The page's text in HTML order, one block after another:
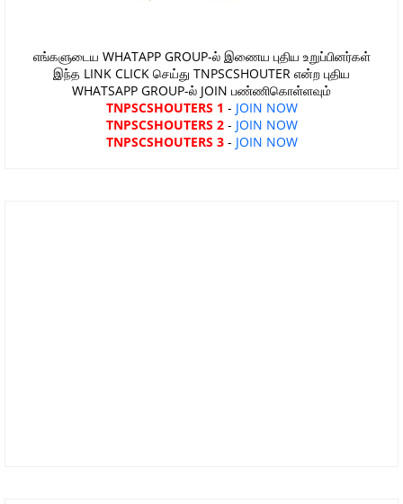
எங்களுடைய WHATAPP GROUP-ல் இணைய புதிய உறுப்பினர்கள்
இந்த LINK CLICK செய்து TNPSCSHOUTER என்ற புதிய
WHATSAPP GROUP-ல் JOIN பண்ணிகொள்ளவும்
TNPSCSHOUTERS 1 - JOIN NOW
TNPSCSHOUTERS 2- JOIN NOW
TNPSCSHOUTERS 3- JOIN NOW